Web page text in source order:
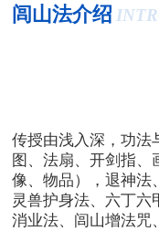
闾山法介绍
传授由浅入深，功法
图、法扇、开剑指
像、物品），退神法
灵兽护身法、六丁六
消业法、闾山增法咒